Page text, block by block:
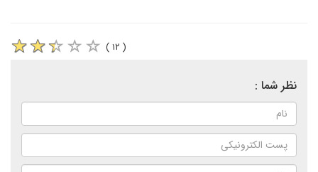
( ۱۲ )
نظر شما :